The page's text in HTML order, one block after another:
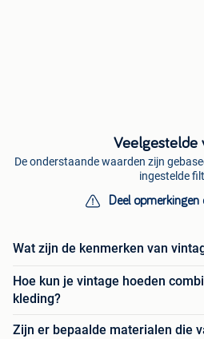
Veelgestelde
De onderstaande waarden zijn
ingestelde
Deel opmerkingen
Wat zijn de kenmerken van
Hoe kun je vintage hoeden
kleding?
Zijn er bepaalde materialen die